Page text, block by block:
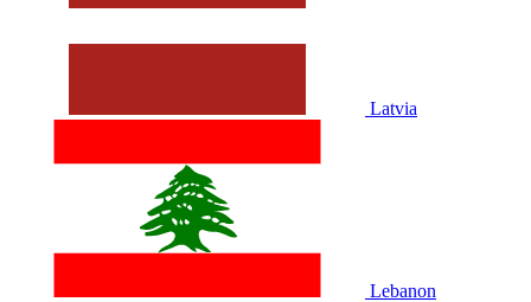
Latvia
Lebanon